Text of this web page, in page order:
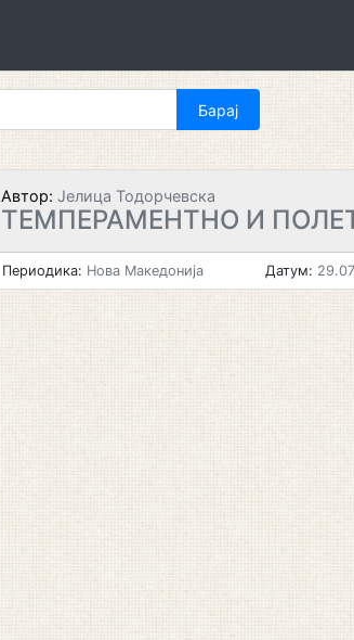
Автор: Јелица Тодорчевска
ТЕМПЕРАМЕНТНО И
Периодика: Нова Македонија Датум: